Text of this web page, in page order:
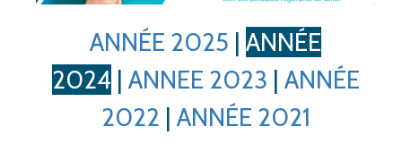
ANNÉE 2025 | ANNÉE
2024 | ANNEE 2023 | ANNÉE
2022 | ANNÉE 2021